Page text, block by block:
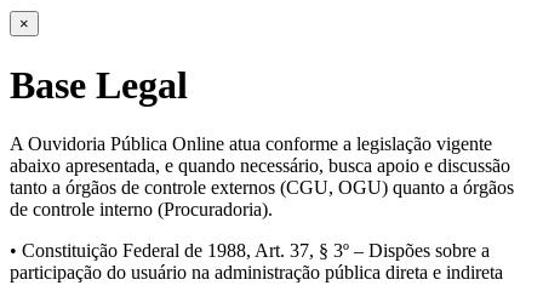
×
Base Legal
A Ouvidoria Pública Online atua conforme a legislação vigente
abaixo apresentada, e quando necessário, busca apoio e discussão
tanto a órgãos de controle externos (CGU, OGU) quanto a órgãos
de controle interno (Procuradoria).
• Constituição Federal de 1988, Art. 37, § 3º – Dispões sobre a
participação do usuário na administração pública direta e indireta